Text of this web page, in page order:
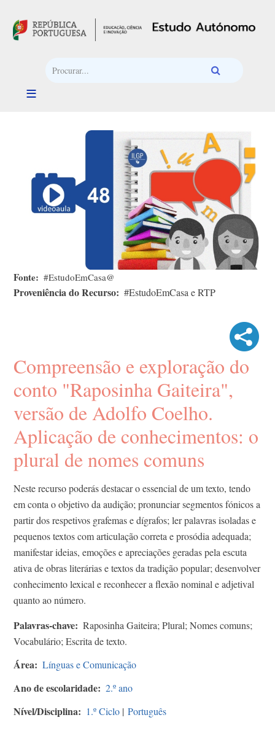
Fonte #EstudoEmCasa@
Proveniência do Recurso #EstudoEmCasa e RTP
Compreensão e exploração do
conto "Raposinha Gaiteira",
versão de Adolfo Coelho.
Aplicação de conhecimentos: o
plural de nomes comuns
Neste recurso poderás destacar o essencial de um texto, tendo
em conta o objetivo da audição; pronunciar segmentos fónicos a
partir dos respetivos grafemas e dígrafos; ler palavras isoladas e
pequenos textos com articulação correta e prosódia adequada;
manifestar ideias, emoções e apreciações geradas pela escuta
ativa de obras literárias e textos da tradição popular; desenvolver
conhecimento lexical e reconhecer a flexão nominal e adjetival
quanto ao número.
Palavras-chave
Raposinha Gaiteira; Plural; Nomes comuns;
Vocabulário; Escrita de texto.
Área Línguas e Comunicação
Ano de escolaridade 2.º ano
Nível/Disciplina 1.º Ciclo | Português